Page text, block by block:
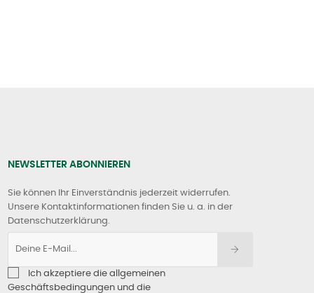
NEWSLETTER ABONNIEREN
Sie können Ihr Einverständnis jederzeit widerrufen.
Unsere Kontaktinformationen finden Sie u. a. in der
Datenschutzerklärung.
Ich akzeptiere die allgemeinen
Geschäftsbedingungen und die